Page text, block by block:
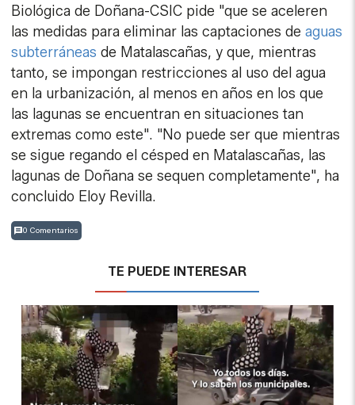
Biológica de Doñana-CSIC pide "que se aceleren
las medidas para eliminar las captaciones deaguas
subterráneas de Matalascañas, y que, mientras
tanto, se impongan restricciones al uso del agua
en la urbanización, al menos en años en los que
las lagunas se encuentran en situaciones tan
extremas como este". "No puede ser que mientras
se sigue regando el césped en Matalascañas, las
lagunas de Doñana se sequen completamente", ha
concluido Eloy Revilla.
0 Comentarios
TE PUEDE INTERESAR